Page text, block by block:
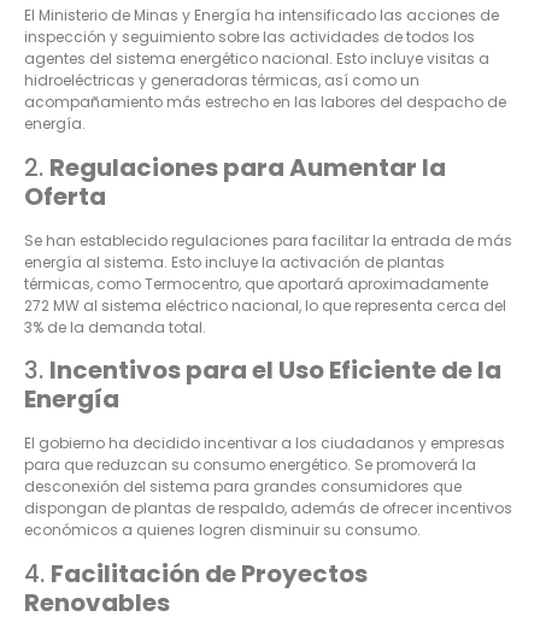
El Ministerio de Minas y Energía ha intensificado las acciones de
inspección y seguimiento sobre las actividades de todos los
agentes del sistema energético nacional. Esto incluye visitas a
hidroeléctricas y generadoras térmicas, así como un
acompañamiento más estrecho en las labores del despacho de
energía.
2. Regulaciones para Aumentar la
Oferta
Se han establecido regulaciones para facilitar la entrada de más
energía al sistema. Esto incluye la activación de plantas
térmicas, como Termocentro, que aportará aproximadamente
272 MW al sistema eléctrico nacional, lo que representa cerca del
3% de la demanda total.
3. Incentivos para el Uso Eficiente de la
Energía
El gobierno ha decidido incentivar a los ciudadanos y empresas
para que reduzcan su consumo energético. Se promoverá la
desconexión del sistema para grandes consumidores que
dispongan de plantas de respaldo, además de ofrecer incentivos
económicos a quienes logren disminuir su consumo.
4. Facilitación de Proyectos
Renovables